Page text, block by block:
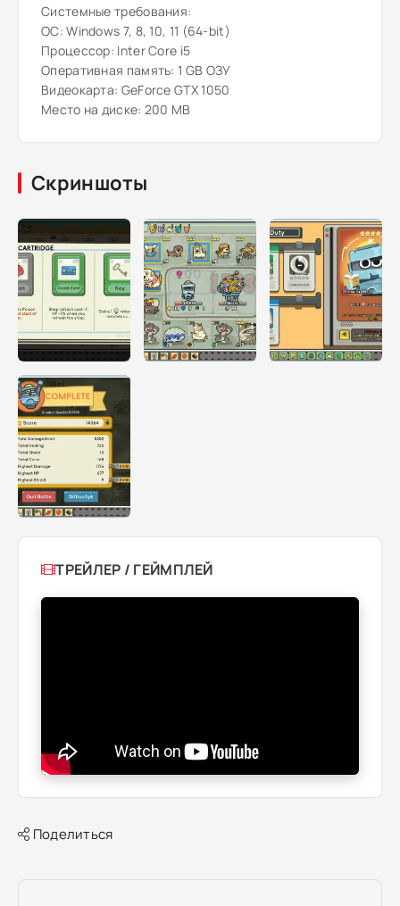
Системные требования:
ОС: Windows 7, 8, 10, 11 (64-bit)
Процессор: Inter Core i5
Оперативная память: 1 GB ОЗУ
Видеокарта: GeForce GTX 1050
Место на диске: 200 MB
Скриншоты
ТРЕЙЛЕР / ГЕЙМПЛЕЙ
Поделиться